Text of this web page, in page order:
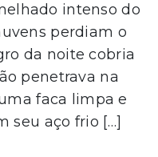
intenso do
perdiam o
da noite cobria
penetrava na
faca limpa e
seu aço frio […]